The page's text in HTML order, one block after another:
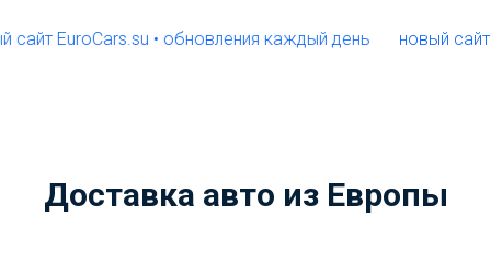
EuroCars.su • обновления каждый день новый сайт
Доставка авто из Европы